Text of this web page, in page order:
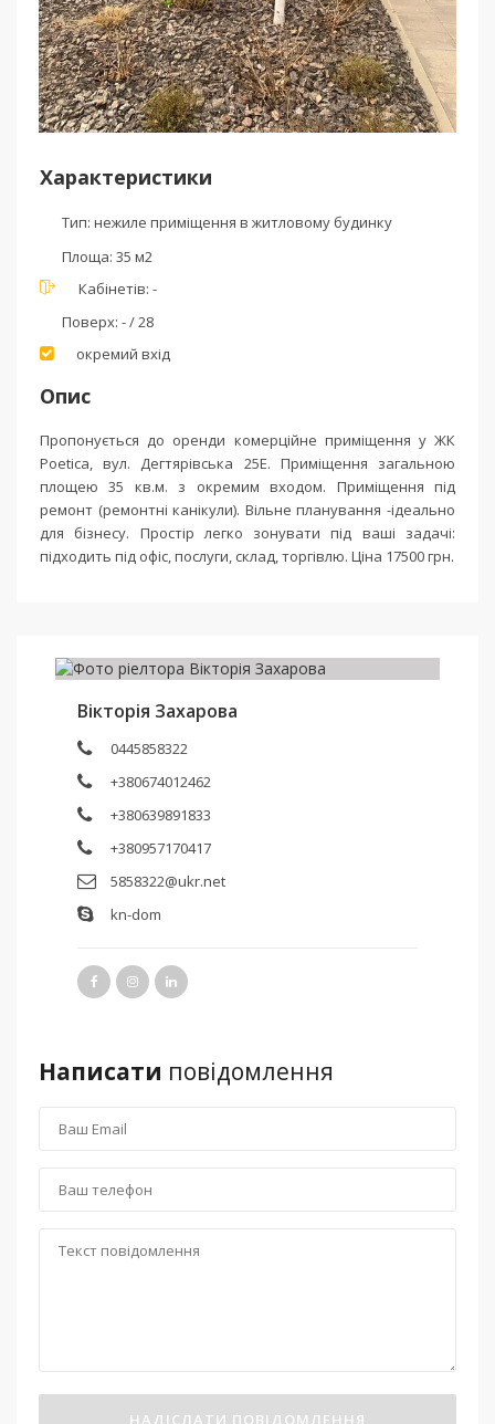
Характеристики
Тип: нежиле приміщення в житловому будинку
Площа: 35 м2
Кабінетів: -
Поверх: - / 28
окремий вхід
Опис
Пропонується до оренди комерційне приміщення у ЖК
Poetica, вул. Дегтярівська 25Е. Приміщення загальною
площею 35 кв.м. з окремим входом. Приміщення під
ремонт (ремонтні канікули). Вільне планування -ідеально
для бізнесу. Простір легко зонувати під ваші задачі:
підходить під офіс, послуги, склад, торгівлю. Ціна 17500 грн.
Вікторія Захарова
0445858322
+380674012462
+380639891833
+380957170417
5858322@ukr.net
kn-dom
Написати повідомлення
НАДІСЛАТИ ПОВІДОМЛЕННЯ